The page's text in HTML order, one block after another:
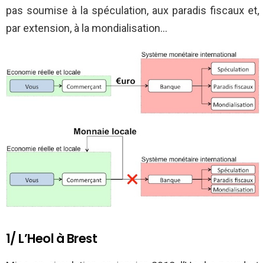
pas soumise à la spéculation, aux paradis fiscaux et,
par extension, à la mondialisation…
1/ L’Heol à Brest